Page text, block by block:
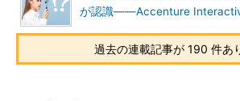
が認識――Accenture
過去の連載記事が 190 件あ